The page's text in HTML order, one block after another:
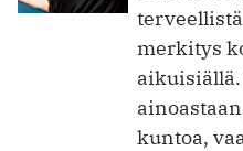
merkitys
kuntoa,